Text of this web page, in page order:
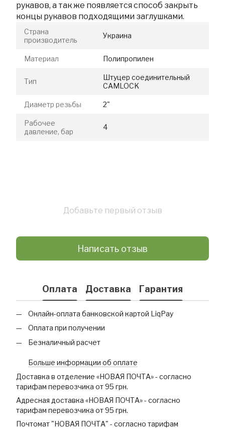
рукавов, а так же появляется способ закрыть
концы рукавов подходящими заглушками.
Страна
производитель
Украина
Материал Полипропилен
Тип
Штуцер соединительный
CAMLOCK
Диаметр резьбы 2"
Рабочее
давление, бар
4
Добавьте первый отзыв
Написать отзыв
Оплата Доставка Гарантия
Онлайн-оплата банковской картой LiqPay
Оплата при получении
Безналичный расчет
Больше информации об оплате
Доставка в отделение «НОВАЯ ПОЧТА» - согласно
тарифам перевозчика от 95 грн.
Адресная доставка «НОВАЯ ПОЧТА» - согласно
тарифам перевозчика от 95 грн.
Почтомат "НОВАЯ ПОЧТА" - согласно тарифам